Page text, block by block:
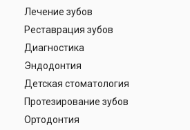
Лечение зубов
Реставрация зубов
Диагностика
Эндодонтия
Детская стоматология
Протезирование зубов
Ортодонтия